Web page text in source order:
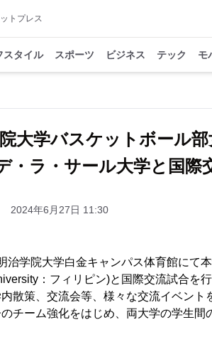
トプレス
スタイル スポーツ ビジネス テック モ
大学バスケットボール
・ラ・サール大学と国際
2024年6月27日 11:30
治学院大学白金キャンパス体育館にて
：フィリピン)と国際交流試合を
散策、交流会等、様々な交流イベン
チーム強化をはじめ、両大学の学生間